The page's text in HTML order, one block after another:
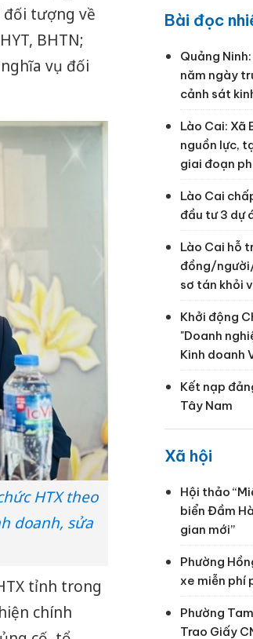
tượng về
BHTN;
vụ đối
HTX theo
doanh, sửa
tỉnh trong
chính
Bài đọc
Quảng
năm ngày
cảnh sát
Lào Cai: Xã
nguồn lực,
giai đoạn
Lào Cai
đầu tư 3 dự
Lào Cai hỗ
đồng/
sơ tán khỏi
Khởi động
"Doanh
Kinh doanh
Kết nạp
Tây Nam
Xã hội
Hội thảo
biển Đầm
gian mới”
Phường
xe miễn phí
Phường
Trao Giấy